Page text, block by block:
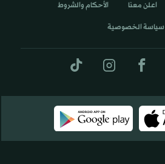
اعلن معنا الأحكام والشروط
سياسة الخصوصية